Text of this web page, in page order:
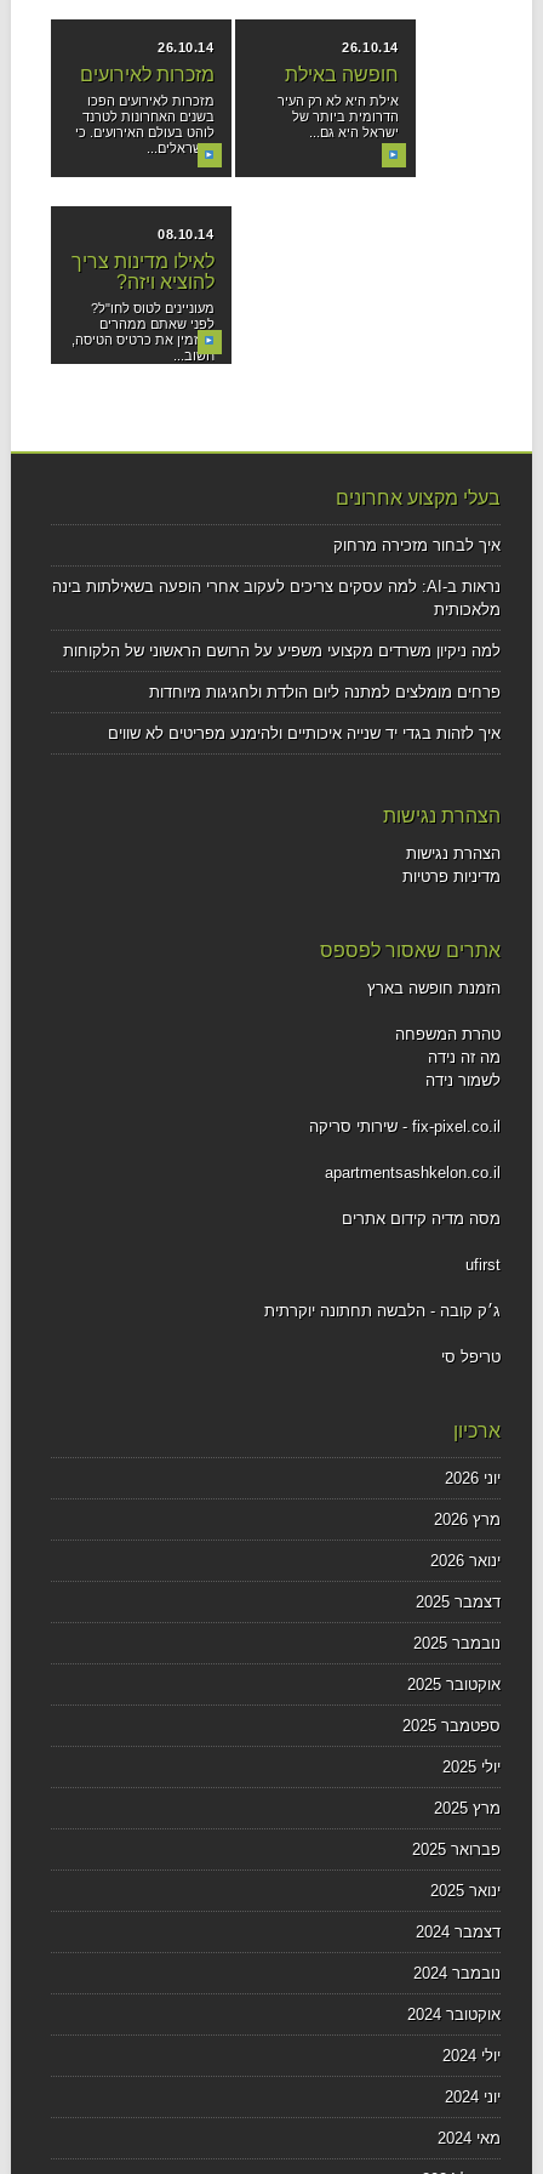
26.10.14
מזכרות לאירועים
מזכרות לאירועים הפכו
בשנים האחרונות לטרנד
לוהט בעולם האירועים. כי
הישראלים...
26.10.14
חופשה באילת
אילת היא לא רק העיר
הדרומית ביותר של
ישראל היא גם...
08.10.14
לאילו מדינות צריך
להוציא ויזה?
מעוניינים לטוס לחו"ל?
לפני שאתם ממהרים
להזמין את כרטיס הטיסה,
חשוב...
בעלי מקצוע אחרונים
איך לבחור מזכירה מרחוק
נראות ב-AI: למה עסקים צריכים לעקוב אחרי הופעה בשאילתות בינה
מלאכותית
למה ניקיון משרדים מקצועי משפיע על הרושם הראשוני של הלקוחות
פרחים מומלצים למתנה ליום הולדת ולחגיגות מיוחדות
איך לזהות בגדי יד שנייה איכותיים ולהימנע מפריטים לא שווים
הצהרת נגישות
הצהרת נגישות
מדיניות פרטיות
אתרים שאסור לפספס
הזמנת חופשה בארץ
טהרת המשפחה
מה זה נידה
לשמור נידה
fix-pixel.co.il - שירותי סריקה
apartmentsashkelon.co.il
מסה מדיה קידום אתרים
ufirst
ג׳ק קובה - הלבשה תחתונה יוקרתית
טריפל סי
ארכיון
יוני 2026
מרץ 2026
ינואר 2026
דצמבר 2025
נובמבר 2025
אוקטובר 2025
ספטמבר 2025
יולי 2025
מרץ 2025
פברואר 2025
ינואר 2025
דצמבר 2024
נובמבר 2024
אוקטובר 2024
יולי 2024
יוני 2024
מאי 2024